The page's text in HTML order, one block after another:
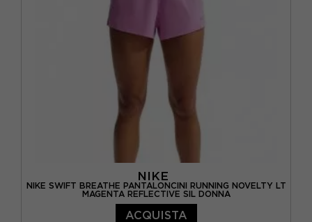
NIKE
NIKE SWIFT BREATHE PANTALONCINI RUNNING NOVELTY LT
MAGENTA REFLECTIVE SIL DONNA
ACQUISTA